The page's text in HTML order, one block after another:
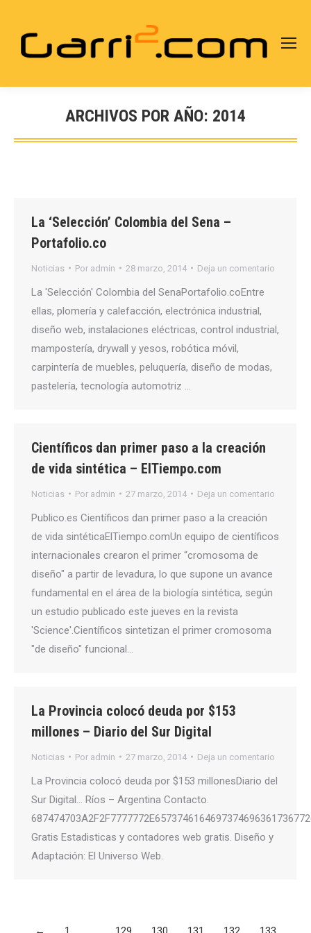
ARCHIVOS POR AÑO: 2014
Estás aquí:
La ‘Selección’ Colombia del Sena –
Portafolio.co
Noticias Por admin 28 marzo, 2014 Deja un comentario
La 'Selección' Colombia del SenaPortafolio.coEntre
ellas, plomería y calefacción, electrónica industrial,
diseño web, instalaciones eléctricas, control industrial,
mampostería, drywall y yesos, robótica móvil,
carpintería de muebles, peluquería, diseño de modas,
pastelería, tecnología automotriz …
Científicos dan primer paso a la creación
de vida sintética – ElTiempo.com
Noticias Por admin 27 marzo, 2014 Deja un comentario
Publico.es Científicos dan primer paso a la creación
de vida sintéticaElTiempo.comUn equipo de científicos
internacionales crearon el primer “cromosoma de
diseño" a partir de levadura, lo que supone un avance
fundamental en el área de la biología sintética, según
un estudio publicado este jueves en la revista
'Science'.Científicos sintetizan el primer cromosoma
"de diseño" funcional…
La Provincia colocó deuda por $153
millones – Diario del Sur Digital
Noticias Por admin 27 marzo, 2014 Deja un comentario
La Provincia colocó deuda por $153 millonesDiario del
Sur Digital… Ríos – Argentina Contacto.
Gratis Estadisticas y contadores web gratis. Diseño y
Adaptación: El Universo Web.